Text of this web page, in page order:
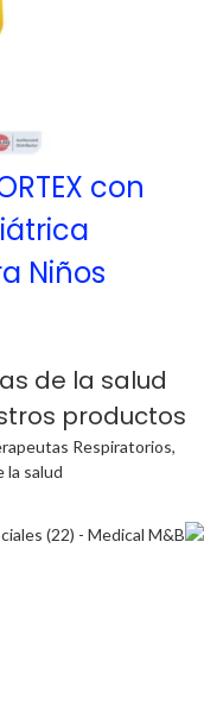
con
Niños
de la salud
productos
Respiratorios,
la salud